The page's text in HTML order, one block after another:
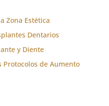
Zona Estética
Dentarios
y Diente
Protocolos de Aumento